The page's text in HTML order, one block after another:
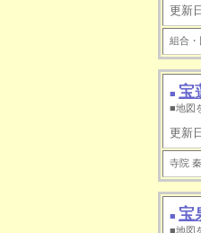
更新
組合・
■ 宝
■地図
更新
寺院
■ 宝
■地図